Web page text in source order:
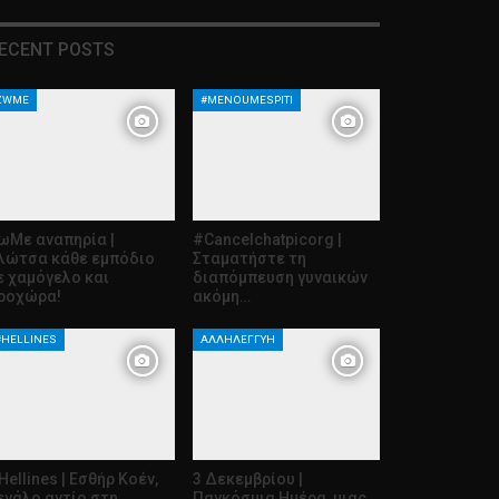
POSTS
αναπηρία |
κάθε εμπόδιο
χαμόγελο και
#MENOUMESPITI
#Cancelchatpicorg |
Σταματήστε τη
διαπόμπευση γυναικών
ακόμη…
| Εσθήρ Κοέν,
ΑΛΛΗΛΕΓΓΎΗ
3 Δεκεμβρίου |